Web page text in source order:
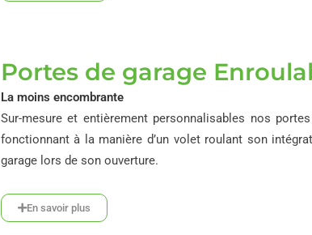
Portes de garage
La moins encombrante
Sur-mesure et entièrement personnalisables nos
fonctionnant à la manière d’un volet roulant son
garage lors de son ouverture.
En savoir plus